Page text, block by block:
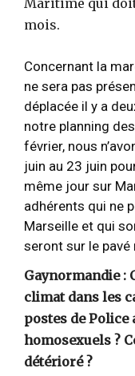
Maritime qui
mois.
Concernant la
ne sera pas
déplacée il y a
notre planning
février, nous
juin au 23 juin
même jour sur
adhérents qui ne
Marseille et qui
seront sur le pavé
Gaynormandie :
climat dans les
postes de Police
homosexuels ?
détérioré ?